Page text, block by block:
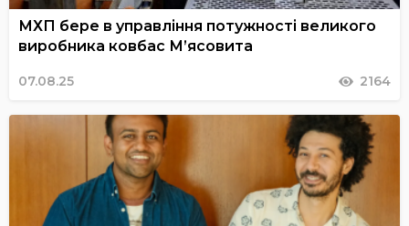
МХП бере в управління потужності великого
виробника ковбас М’ясовита
07.08.25 2164